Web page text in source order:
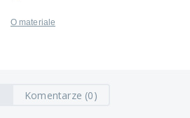
O materiale
Komentarze (0)